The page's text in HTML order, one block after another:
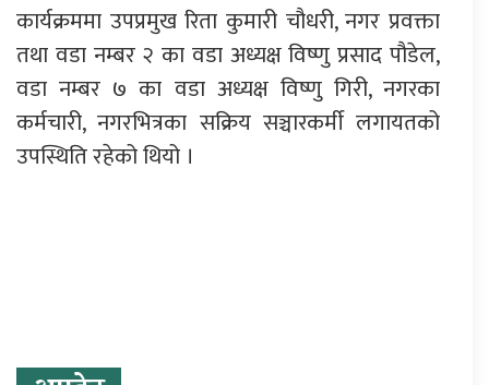
कार्यक्रममा उपप्रमुख रिता कुमारी चौधरी, नगर प्रवक्ता
तथा वडा नम्बर २ का वडा अध्यक्ष विष्णु प्रसाद पौडेल,
वडा नम्बर ७ का वडा अध्यक्ष विष्णु गिरी, नगरका
कर्मचारी, नगरभित्रका सक्रिय सञ्चारकर्मी लगायतको
उपस्थिति रहेको थियो ।